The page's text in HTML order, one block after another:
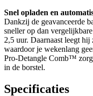
Snel opladen en
Dankzij de geavanceerde
sneller op dan
2,5 uur. Daarnaast leegt
waardoor je wekenlang
Pro-Detangle Comb™
in de borstel.
Specificaties